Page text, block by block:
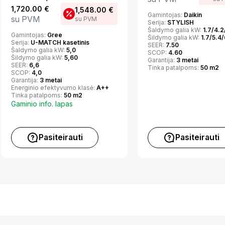
1,720.00 €
su PVM
1,548.00 €
su PVM
Gamintojas: Gree
Serija: U-MATCH kasetinis
Šaldymo galia kW: 5,0
Šildymo galia kW: 5,60
SEER: 6,6
SCOP: 4,0
Garantija: 3 metai
Energinio efektyvumo klasė: A++
Tinka patalpoms: 50 m2
Gaminio info. lapas
Pasiteirauti
Gamintojas: Daikin
Serija: STYLISH
Šaldymo galia kW: 1.7/
Šildymo galia kW: 1.7/
SEER: 7.50
SCOP: 4.60
Garantija: 3 metai
Tinka patalpoms: 50 m2
Pasiteirauti